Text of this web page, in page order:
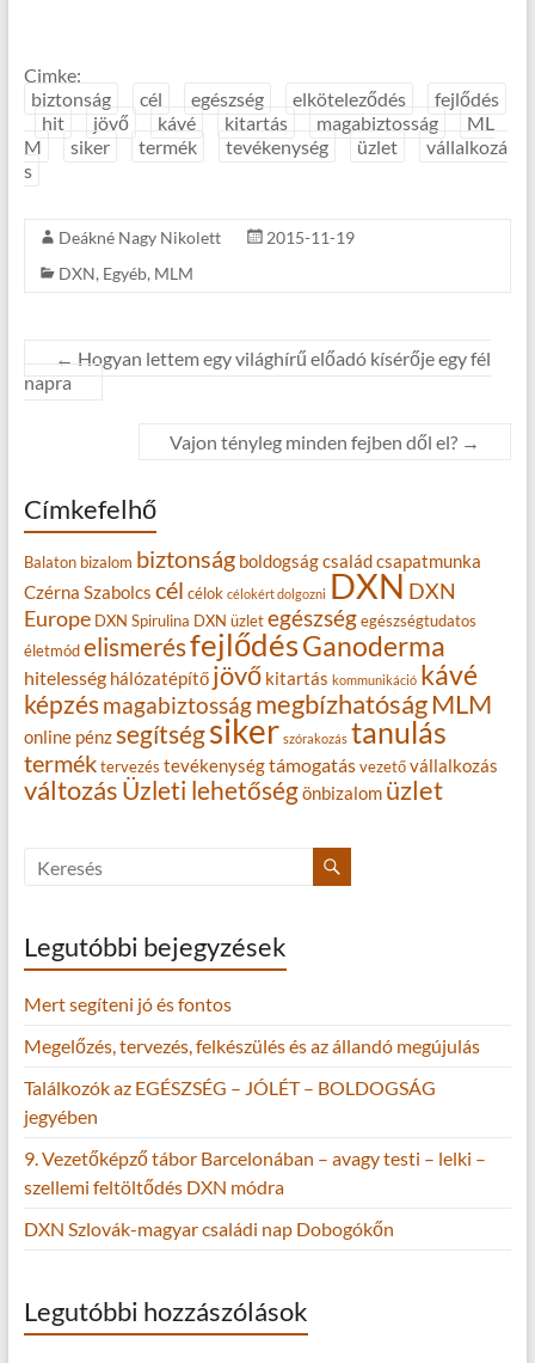
Cimke:
biztonság
cél egészség elköteleződés
fejlődés
hit
jövő kávé kitartás magabiztosság
ML
M
siker termék tevékenység üzlet
vállalkozá
s
Deákné Nagy Nikolett
2015-11-19
DXN, Egyéb, MLM
← Hogyan lettem egy világhírű előadó kísérője egy fél
napra
Vajon tényleg minden fejben dől el? →
Címkefelhő
Balaton bizalom biztonság boldogságcsaládcsapatmunka
Czérna Szabolcs cél célok célokért dolgozni DXNDXN
Europe DXN Spirulina DXN üzlet egészség egészségtudatos
életmód elismerésfejlődésGanoderma
hitelesség hálózatépítő jövő kitartás kommunikáció kávé
képzésmagabiztosságmegbízhatóságMLM
online pénzsegítségsiker szórakozás tanulás
termék tervezés tevékenységtámogatás vezető vállalkozás
változás Üzleti lehetőségönbizalom üzlet
Legutóbbi bejegyzések
Mert segíteni jó és fontos
Megelőzés, tervezés, felkészülés és az állandó megújulás
Találkozók az EGÉSZSÉG – JÓLÉT – BOLDOGSÁG
jegyében
9. Vezetőképző tábor Barcelonában – avagy testi – lelki –
szellemi feltöltődés DXN módra
DXN Szlovák-magyar családi nap Dobogókőn
Legutóbbi hozzászólások